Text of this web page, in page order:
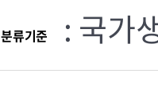
분류기준 : 국가